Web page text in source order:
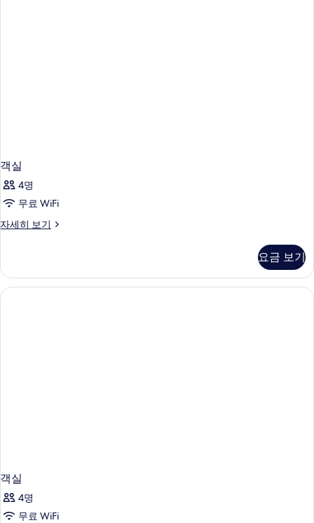
객실
4명
무료 WiFi
자세히 보기
객
히
보
기
요금 보기
객실
4명
무료 WiFi